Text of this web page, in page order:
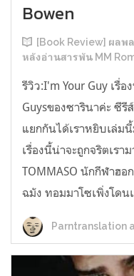
Bowen
[Book Review] ผลพ
หลังอ่านสารพัน MM
รีวิว:I'm Your Guy เรื่
Guysของซารินาค่ะ ซี
แยกกันได้เราหยิบเล่ม
เรื่องนี้น่าจะถูกจริตเรา
TOMMASO นักกีฬาฮ
ฉมัง ทอมมาโซเพิ่งโดน
Parntranslation